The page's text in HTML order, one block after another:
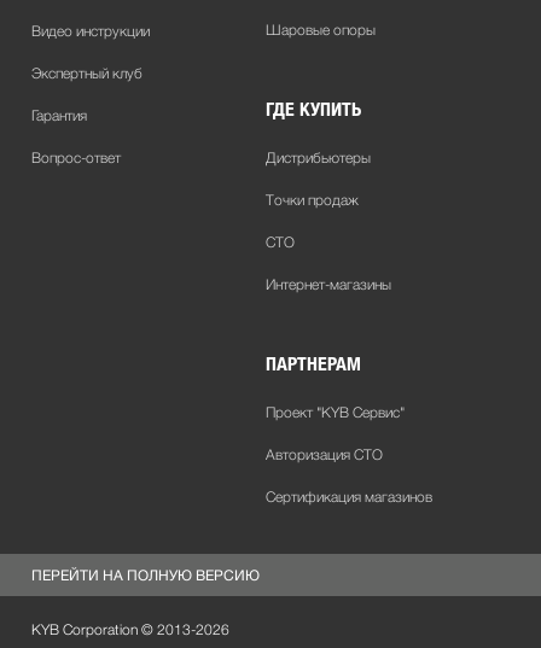
Видео инструкции
Экспертный клуб
Гарантия
Вопрос-ответ
Шаровые опоры
ГДЕ КУПИТЬ
Дистрибьютеры
Точки продаж
СТО
Интернет-магазины
ПАРТНЕРАМ
Проект "KYB Сервис"
Авторизация СТО
Сертификация магазинов
ПЕРЕЙТИ НА ПОЛНУЮ ВЕРСИЮ
KYB Corporation © 2013-2026